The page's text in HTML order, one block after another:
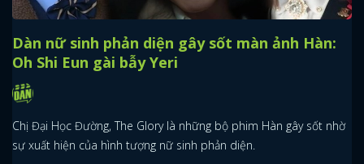
Dàn nữ sinh phản diện gây sốt màn ảnh Hàn:
Oh Shi Eun gài bẫy Yeri
Chị Đại Học Đường, The Glory là những bộ phim Hàn gây sốt nhờ
sự xuất hiện của hình tượng nữ sinh phản diện.